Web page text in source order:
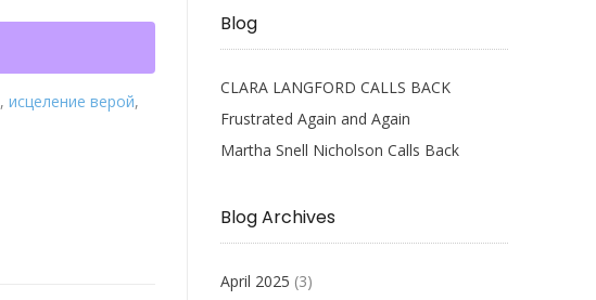
,исцеление верой,
Blog
CLARA LANGFORD CALLS BACK
Frustrated Again and Again
Martha Snell Nicholson Calls Back
Blog Archives
April 2025 (3)